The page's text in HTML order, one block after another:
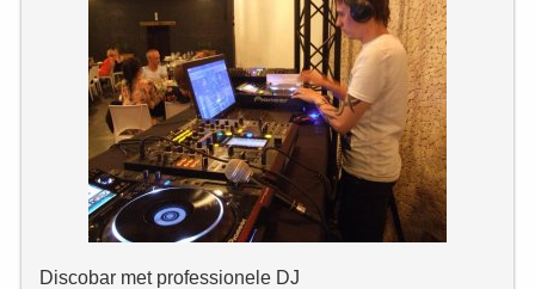
Discobar met professionele DJ